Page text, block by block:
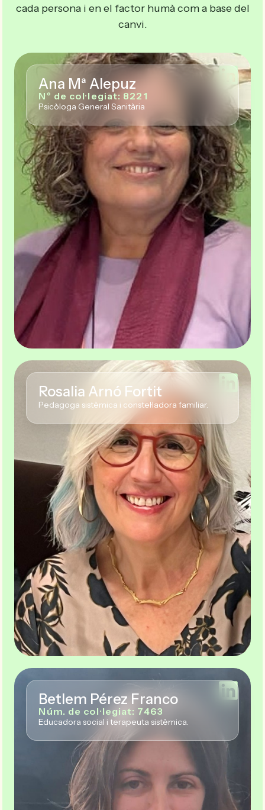
cada persona i en el factor humà com a base del
canvi.
Ana Mª Alepuz
Nº de col·legiat: 8221
Psicòloga General Sanitària
Rosalia Arnó Fortit
Pedagoga sistèmica i constel·ladora familiar.
Betlem Pérez Franco
Núm. de col·legiat: 7463
Educadora social i terapeuta sistèmica.